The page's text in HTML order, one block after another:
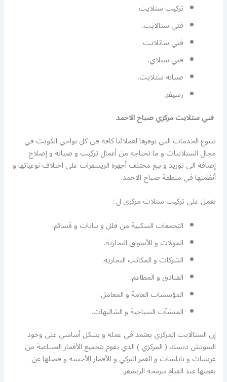
تركيب ستلايت.
فني ستالايت.
فني ساتلايت.
فني ستلاي.
صيانة ستلايت.
رسيفر.
فني ستلايت مركزي صباح الاحمد
تتنوع الخدمات التي نوفرها لعملائنا كافة في كل نواحي الكويت في
مجال الستلايتات و ما تحتاجه من أعمال تركيب و صيانة و إصلاح
إضافة الى توريد و بيع مختلف أجهزة الريسفرات على اختلاف نوعياتها و
أنظمتها في منطقة صباح الاحمد.
نعمل على تركيب ستلات مركزي ل :
التجمعات السكنية من فلل و بنايات و قسائم.
المولات و الأسواق التجارية.
الشركات و المكاتب التجارية.
الفنادق و المطاعم.
المؤسسات العامة و المعامل.
المنشآت السياحية و الشاليهات.
إن الستالايت المركزي يعتمد في عمله و بشكل أساسي على وجود
السوتش ديسك ( المركزي ) الذي يقوم بتجميع الأقمار الصناعية من
عربسات و نايلسات و القمر التركي و الأقمار الأجنبية و فصلها عن
بعضها عند القيام ببرمجة الريسفر.